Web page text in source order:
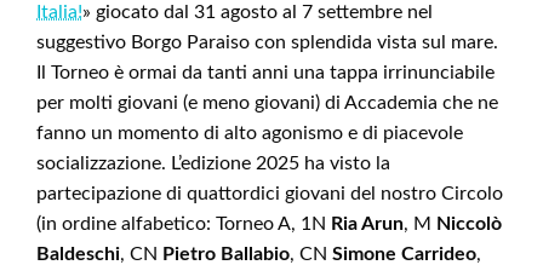
Italia!» giocato dal 31 agosto al 7 settembre nel
suggestivo Borgo Paraiso con splendida vista sul mare.
Il Torneo è ormai da tanti anni una tappa irrinunciabile
per molti giovani (e meno giovani) di Accademia che ne
fanno un momento di alto agonismo e di piacevole
socializzazione. L’edizione 2025 ha visto la
partecipazione di quattordici giovani del nostro Circolo
(in ordine alfabetico: Torneo A, 1N Ria Arun, M
Niccolò
Baldeschi, CN Pietro Ballabio, CN Simone Carrideo,